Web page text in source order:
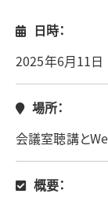
日時：
2025年6月11
場所：
会議室聴講と
概要：